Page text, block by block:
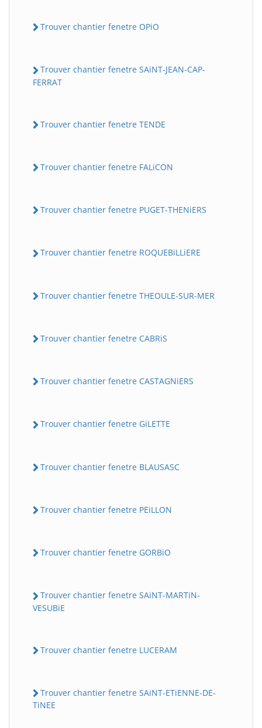
Trouver chantier fenetre OPiO
Trouver chantier fenetre SAiNT-JEAN-CAP-
FERRAT
Trouver chantier fenetre TENDE
Trouver chantier fenetre FALiCON
Trouver chantier fenetre PUGET-THENiERS
Trouver chantier fenetre ROQUEBiLLiERE
Trouver chantier fenetre THEOULE-SUR-MER
Trouver chantier fenetre CABRiS
Trouver chantier fenetre CASTAGNiERS
Trouver chantier fenetre GiLETTE
Trouver chantier fenetre BLAUSASC
Trouver chantier fenetre PEiLLON
Trouver chantier fenetre GORBiO
Trouver chantier fenetre SAiNT-MARTiN-
VESUBiE
Trouver chantier fenetre LUCERAM
Trouver chantier fenetre SAiNT-ETiENNE-DE-
TiNEE